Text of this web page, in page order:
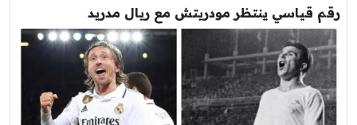
رقم قياسي ينتظر مودريتش مع ريال مدريد